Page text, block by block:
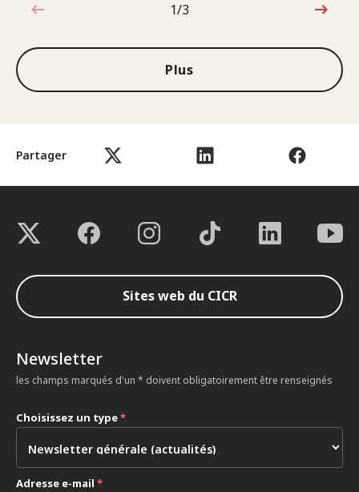
Partager
1sur3
1/3
Plus
Sites web du CICR
Newsletter
les champs marqués d'un * doivent obligatoirement être renseignés
Choisissez un type*
Adresse e-mail *